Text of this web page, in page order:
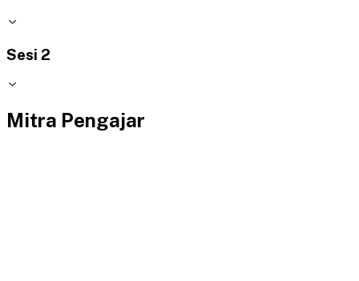
Sesi 2
Mitra Pengajar